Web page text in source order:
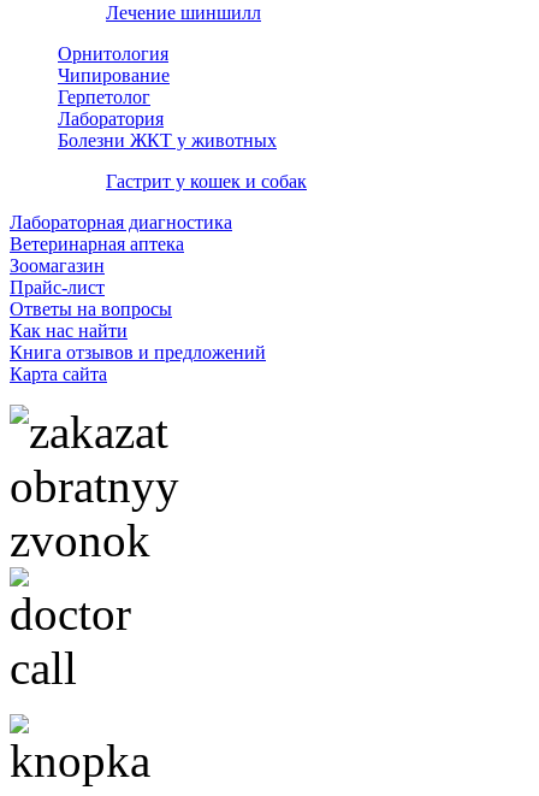
Лечение шиншилл
Орнитология
Чипирование
Герпетолог
Лаборатория
Болезни ЖКТ у животных
Гастрит у кошек и собак
Лабораторная диагностика
Ветеринарная аптека
Зоомагазин
Прайс-лист
Ответы на вопросы
Как нас найти
Книга отзывов и предложений
Карта сайта